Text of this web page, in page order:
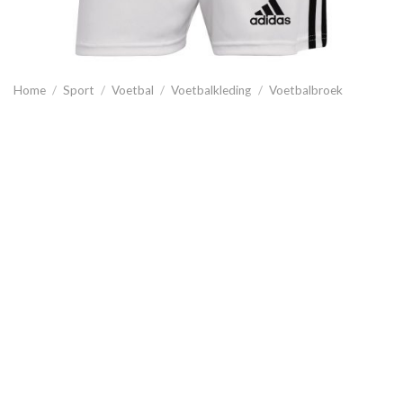
Home / Sport / Voetbal / Voetbalkleding / Voetbalbroek